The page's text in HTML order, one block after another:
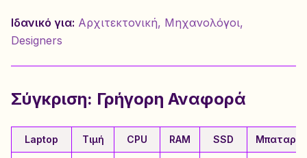
Ιδανικό για: Αρχιτεκτονική, Μηχανολόγοι,
Designers
Σύγκριση: Γρήγορη Αναφορά
Laptop Τιμή CPU RAM SSD Μπαταρία